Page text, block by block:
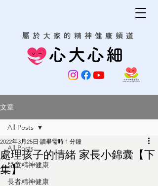
心大心細
屬於大家的精神健康頻道
文章
All Posts
兒童精神健康
長者精神健康
All Posts
處理孩子的情緒 家長小錦囊【下
集】
2022年3月25日 讀畢需時 1 分鐘